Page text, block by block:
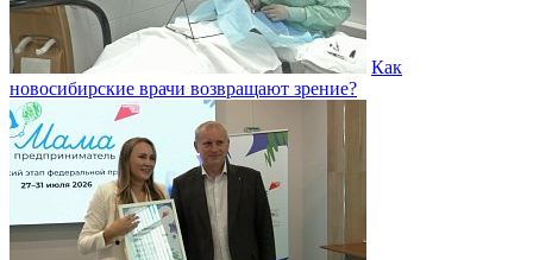
Как
новосибирские врачи возвращают зрение?